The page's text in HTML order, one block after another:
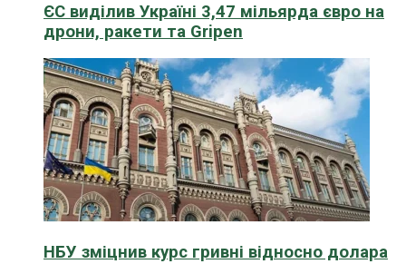
ЄС виділив Україні 3,47 мільярда євро на
дрони, ракети та Gripen
НБУ зміцнив курс гривні відносно долара